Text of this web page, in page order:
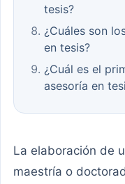
tesis?
¿Cuáles son
en tesis?
¿Cuál es el
asesoría en
La elaboración de
maestría o